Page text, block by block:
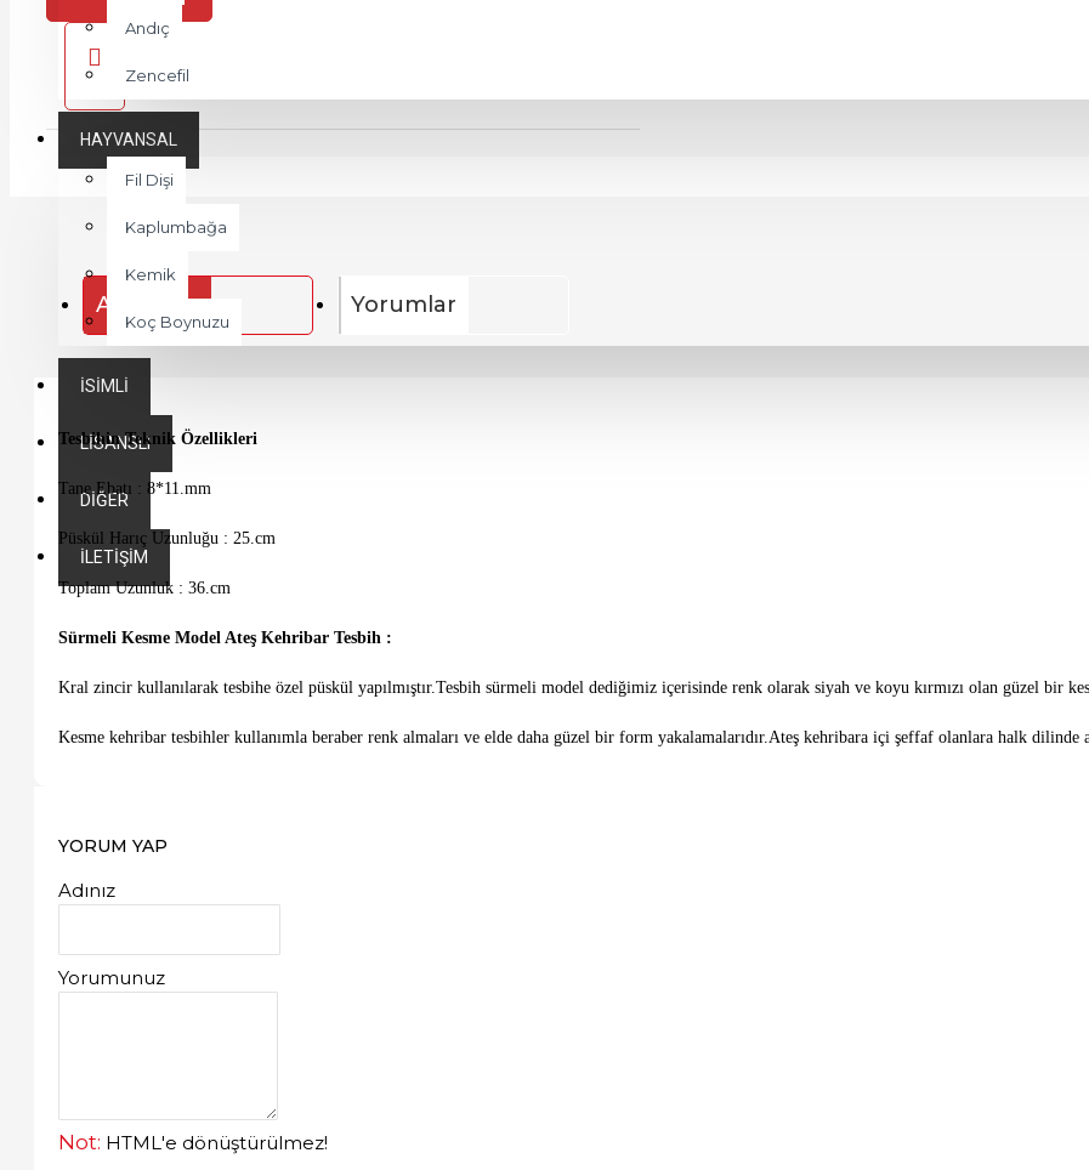
Andıç
Zencefil
HAYVANSAL
Fil Dişi
Kaplumbağa
Kemik
Koç Boynuzu
İSIMLI
LISANSLI
DIĞER
İLETIŞIM
Açıklama Yorumlar
Tesbihin Teknik Özellikleri
Tane Ebatı : 8*11.mm
Püskül Harıç Uzunluğu : 25.cm
Toplam Uzunluk : 36.cm
Sürmeli Kesme Model Ateş Kehribar Tesbih :
Kral zincir kullanılarak tesbihe özel püskül yapılmıştır.Tesbih sürmeli model dediğimiz içerisinde renk olarak siyah ve koyu kırmızı olan güzel bir
Kesme kehribar tesbihler kullanımla beraber renk almaları ve elde daha güzel bir form yakalamalarıdır.Ateş kehribara içi şeffaf olanlara halk dilinde
YORUM YAP
Adınız
Yorumunuz
Not: HTML'e dönüştürülmez!